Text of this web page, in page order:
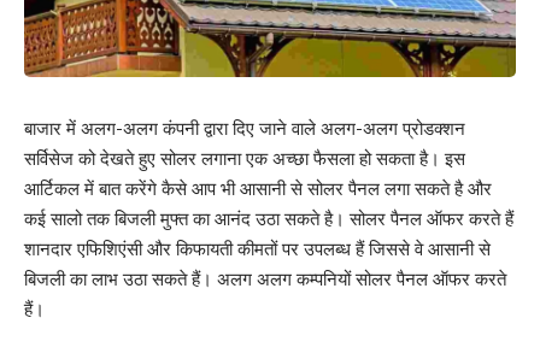
बाजार में अलग-अलग कंपनी द्वारा दिए जाने वाले अलग-अलग प्रोडक्शन
सर्विसेज को देखते हुए सोलर लगाना एक अच्छा फैसला हो सकता है। इस
आर्टिकल में बात करेंगे कैसे आप भी आसानी से सोलर पैनल लगा सकते है और
कई सालो तक बिजली मुफ्त का आनंद उठा सकते है। सोलर पैनल ऑफर करते हैं
शानदार एफिशिएंसी और किफायती कीमतों पर उपलब्ध हैं जिससे वे आसानी से
बिजली का लाभ उठा सकते हैं। अलग अलग कम्पनियों सोलर पैनल ऑफर करते
हैं।